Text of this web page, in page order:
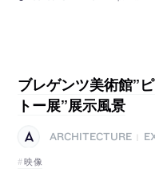
ブレゲンツ美術館”
トー展”展示風景
ARCHITECTURE
映像